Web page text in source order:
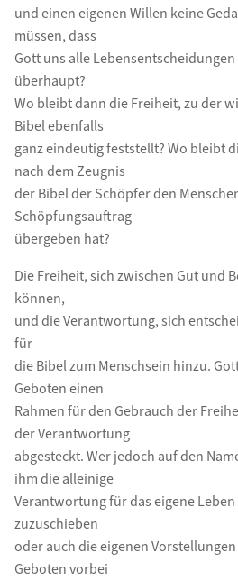
und einen eigenen Willen keine
müssen, dass
Gott uns alle
überhaupt?
Wo bleibt dann die Freiheit, zu der
Bibel ebenfalls
ganz eindeutig feststellt? Wo bleibt
nach dem Zeugnis
der Bibel der Schöpfer den
Schöpfungsauftrag
übergeben hat?
Die Freiheit, sich zwischen Gut und
können,
und die Verantwortung, sich
für
die Bibel zum Menschsein hinzu.
Geboten einen
Rahmen für den Gebrauch der
der Verantwortung
abgesteckt. Wer jedoch auf den
ihm die alleinige
Verantwortung für das eigene
zuzuschieben
oder auch die eigenen
Geboten vorbei